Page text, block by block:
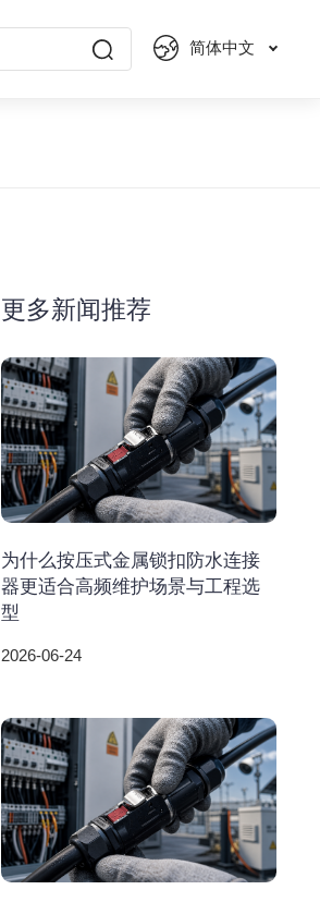
简体中文
更多新闻推荐
为什么按压式金属锁扣防水连接
器更适合高频维护场景与工程选
型
2026-06-24